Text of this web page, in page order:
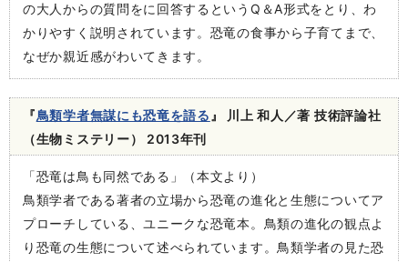
の大人からの質問をに回答するというQ＆A形式をとり、わ
かりやすく説明されています。恐竜の食事から子育てまで、
なぜか親近感がわいてきます。
『鳥類学者無謀にも恐竜を語る 』 川上 和人／著 技術評論社
（生物ミステリー） 2013年刊
「恐竜は鳥も同然である」（本文より）
鳥類学者である著者の立場から恐竜の進化と生態についてア
プローチしている、ユニークな恐竜本。鳥類の進化の観点よ
り恐竜の生態について述べられています。鳥類学者の見た恐